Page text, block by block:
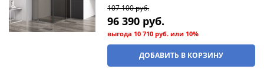
107 100 руб.
96 390 руб.
выгода 10 710 руб. или 10%
ДОБАВИТЬ В КОРЗИНУ